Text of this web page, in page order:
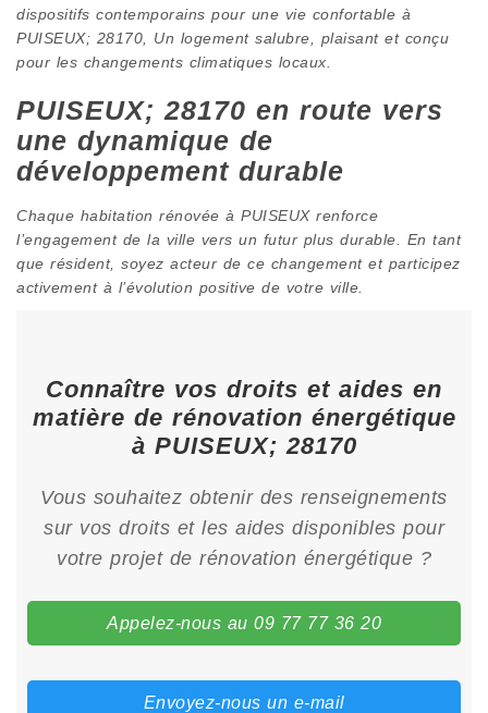
dispositifs contemporains pour une vie confortable à
PUISEUX; 28170, Un logement salubre, plaisant et conçu
pour les changements climatiques locaux.
PUISEUX; 28170 en route vers
une dynamique de
développement durable
Chaque habitation rénovée à PUISEUX renforce
l’engagement de la ville vers un futur plus durable. En tant
que résident, soyez acteur de ce changement et participez
activement à l’évolution positive de votre ville.
Connaître vos droits et aides en
matière de rénovation énergétique
à PUISEUX; 28170
Vous souhaitez obtenir des renseignements
sur vos droits et les aides disponibles pour
votre projet de rénovation énergétique ?
Appelez-nous au 09 77 77 36 20
Envoyez-nous un e-mail